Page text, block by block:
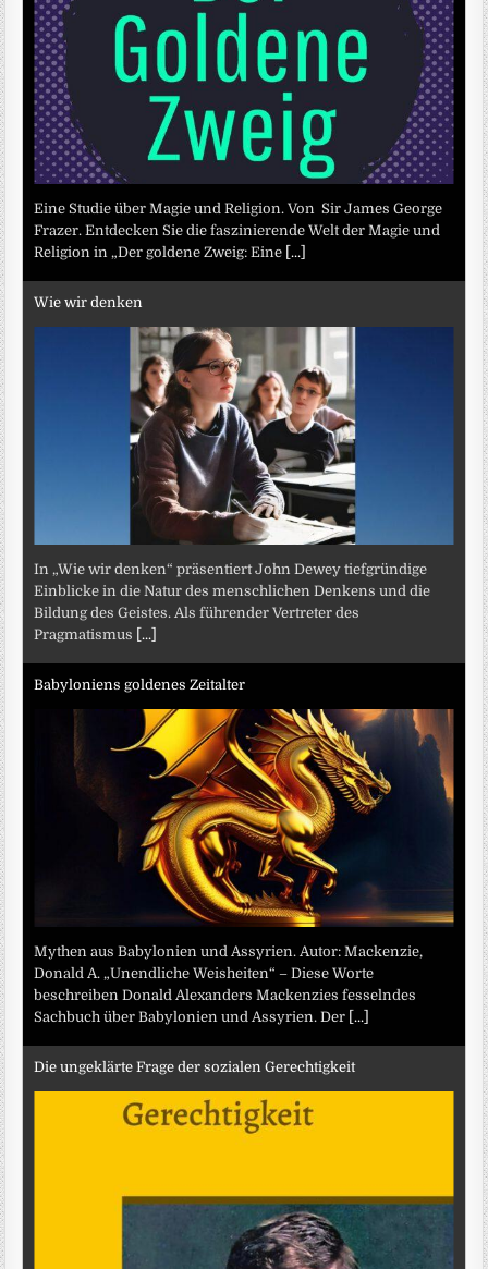
Eine Studie über Magie und Religion. Von Sir James George
Frazer. Entdecken Sie die faszinierende Welt der Magie und
Religion in „Der goldene Zweig: Eine [...]
Wie wir denken
In „Wie wir denken“ präsentiert John Dewey tiefgründige
Einblicke in die Natur des menschlichen Denkens und die
Bildung des Geistes. Als führender Vertreter des
Pragmatismus
[...]
Babyloniens goldenes Zeitalter
Mythen aus Babylonien und Assyrien. Autor: Mackenzie,
Donald A. „Unendliche Weisheiten“ – Diese Worte
beschreiben Donald Alexanders Mackenzies fesselndes
Sachbuch über Babylonien und Assyrien. Der [...]
Die ungeklärte Frage der sozialen Gerechtigkeit